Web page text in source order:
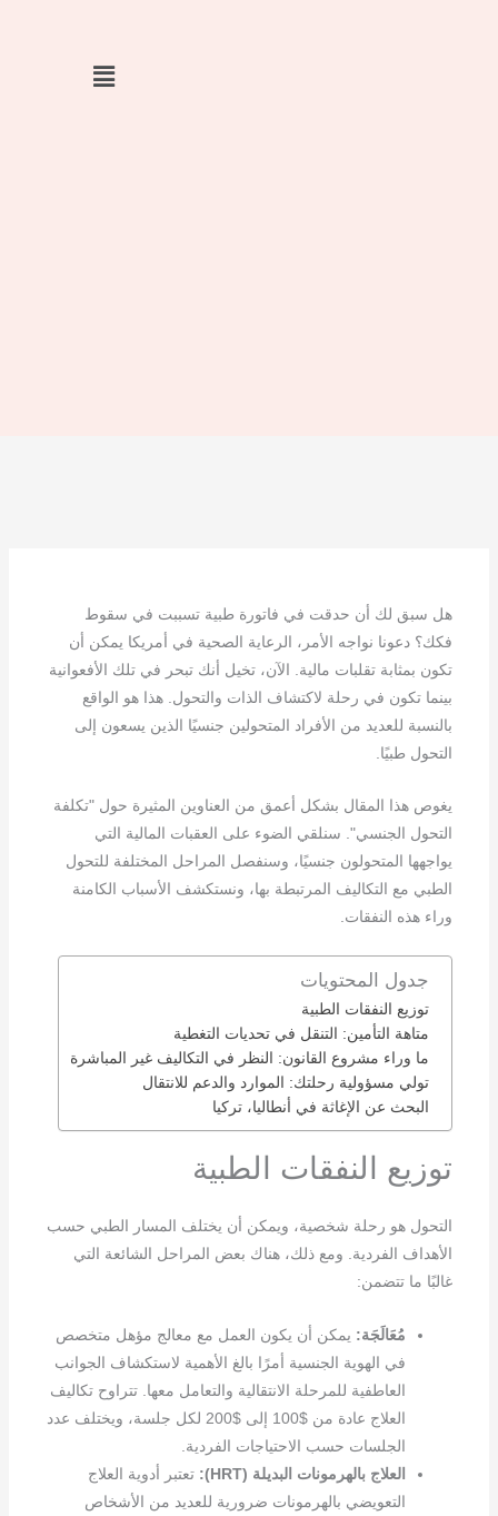
هل سبق لك أن حدقت في فاتورة طبية تسببت في سقوط
فكك؟ دعونا نواجه الأمر، الرعاية الصحية في أمريكا يمكن أن
تكون بمثابة تقلبات مالية. الآن، تخيل أنك تبحر في تلك الأفعوانية
بينما تكون في رحلة لاكتشاف الذات والتحول. هذا هو الواقع
بالنسبة للعديد من الأفراد المتحولين جنسيًا الذين يسعون إلى
التحول طبيًا.
يغوص هذا المقال بشكل أعمق من العناوين المثيرة حول "تكلفة
التحول الجنسي". سنلقي الضوء على العقبات المالية التي
يواجهها المتحولون جنسيًا، وسنفصل المراحل المختلفة للتحول
الطبي مع التكاليف المرتبطة بها، ونستكشف الأسباب الكامنة
وراء هذه النفقات.
جدول المحتويات
توزيع النفقات الطبية
متاهة التأمين: التنقل في تحديات التغطية
ما وراء مشروع القانون: النظر في التكاليف غير المباشرة
تولي مسؤولية رحلتك: الموارد والدعم للانتقال
البحث عن الإغاثة في أنطاليا، تركيا
توزيع النفقات الطبية
التحول هو رحلة شخصية، ويمكن أن يختلف المسار الطبي حسب
الأهداف الفردية. ومع ذلك، هناك بعض المراحل الشائعة التي
غالبًا ما تتضمن:
مُعَالَجَة: يمكن أن يكون العمل مع معالج مؤهل متخصص
في الهوية الجنسية أمرًا بالغ الأهمية لاستكشاف الجوانب
العاطفية للمرحلة الانتقالية والتعامل معها. تتراوح تكاليف
العلاج عادة من $100 إلى $200 لكل جلسة، ويختلف عدد
الجلسات حسب الاحتياجات الفردية.
العلاج بالهرمونات البديلة (HRT):
تعتبر أدوية العلاج
التعويضي بالهرمونات ضرورية للعديد من الأشخاص